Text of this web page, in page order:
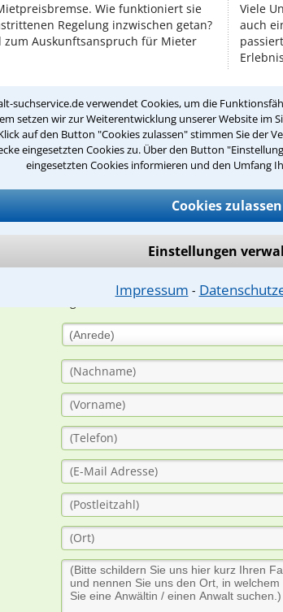
suchservice.de verwendet Cookies, um die
setzen wir zur Weiterentwicklung unserer Website im
auf den Button "Cookies zulassen" stimmen Sie der
eingesetzten Cookies zu. Über den Button
eingesetzten Cookies informieren und den Umfang
Cookies zulassen
Einstellungen
Impressum ⁃
Wie funktioniert sie
Regelung inzwischen getan?
zum Auskunftsanspruch für Mieter
Viele
auch
Teste Dein
Anschließend werden sich
durch einen Anwalt ist für Sie
(Anrede)